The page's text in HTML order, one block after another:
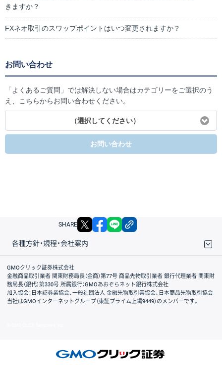
きますか？
FXネオ取引のスワップポイントはいつ変更されますか？
お問い合わせ
「よくあるご質問」では解決しない場合はカテゴリーをご選択のう
え、こちらからお問い合わせください。
（選択してください）
お問い合わせ
SHARE X facebook
各種方針・規程・会社案内
取引規程・約款
サイトマップ
その他のご案内
個人情報保護方針
最良執行方針
サイトのご利用について
ディスクレイマー
信託保全
リスク説明
会社案内
GMOクリック証券株式会社
金融商品取引業者 関東財務局長（金商）第77号 商品先物取引業者 銀行代理業者 関東財
務局長（銀代）第330号 所属銀行：GMOあおぞらネット銀行株式会社
加入協会：日本証券業協会、一般社団法人 金融先物取引業協会、日本商品先物取引協会
当社はGMOインターネットグループ（東証プライム上場9449）のメンバーです。